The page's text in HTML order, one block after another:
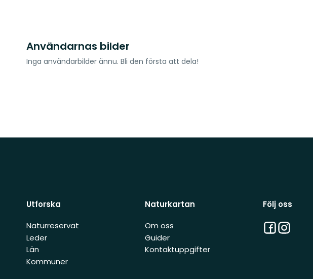
Användarnas bilder
Inga användarbilder ännu. Bli den första att dela!
Utforska
Naturreservat
Leder
Län
Kommuner
Naturkartan
Om oss
Guider
Kontaktuppgifter
Följ oss
Facebook
Instagram